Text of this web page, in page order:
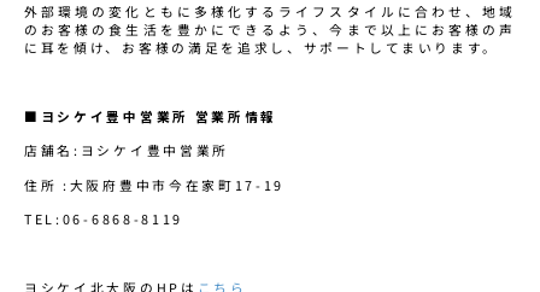
外部環境の変化ともに多様化するライフスタイルに合わせ、地域
のお客様の食生活を豊かにできるよう、今まで以上にお客様の声
に耳を傾け、お客様の満足を追求し、サポートしてまいります。
■ヨシケイ豊中営業所 営業所情報
店舗名:ヨシケイ豊中営業所
住所 :大阪府豊中市今在家町17-19
TEL:06-6868-8119
ヨシケイ北大阪のHPは こちら